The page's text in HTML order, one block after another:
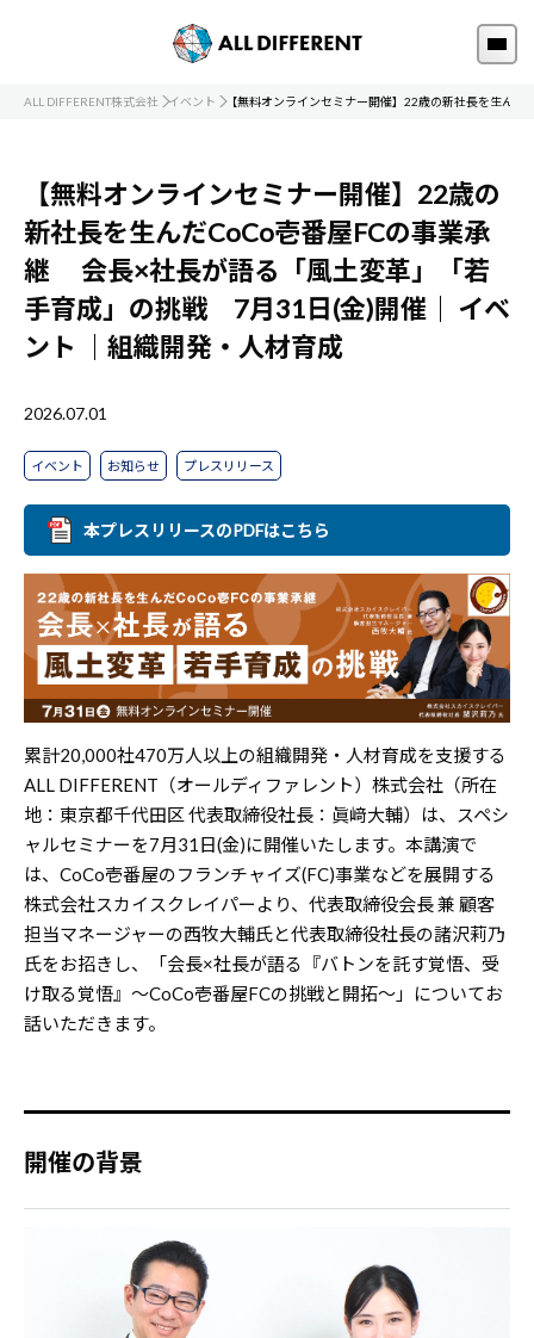
ALL DIFFERENT株式会社 イベント 【無料オンラインセミナー開催】22歳の新社長を生ん
【無料オンラインセミナー開催】22歳の
新社長を生んだCoCo壱番屋FCの事業承
継 会長×社長が語る「風土変革」「若
手育成」の挑戦 7月31日(金)開催｜ イベ
ント
｜組織開発・人材育成
2026.07.01
イベント お知らせ プレスリリース
本プレスリリースのPDFはこちら
累計20,000社470万人以上の組織開発・人材育成を支援する
ALL DIFFERENT（オールディファレント）株式会社（所在
地：東京都千代田区 代表取締役社長：眞﨑大輔）は、スペシ
ャルセミナーを7月31日(金)に開催いたします。本講演で
は、CoCo壱番屋のフランチャイズ(FC)事業などを展開する
株式会社スカイスクレイパーより、代表取締役会長 兼 顧客
担当マネージャーの西牧大輔氏と代表取締役社長の諸沢莉乃
氏をお招きし、「会長×社長が語る『バトンを託す覚悟、受
け取る覚悟』～CoCo壱番屋FCの挑戦と開拓～」についてお
話いただきます。
開催の背景